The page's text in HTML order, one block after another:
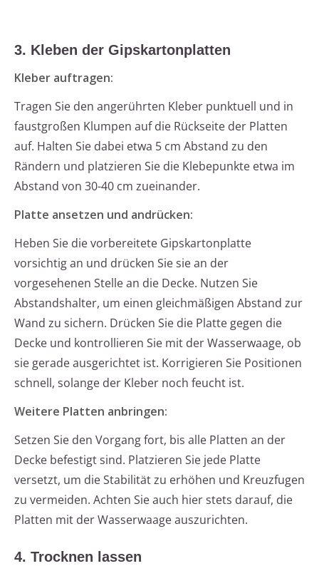
3. Kleben der Gipskartonplatten
Kleber auftragen:
Tragen Sie den angerührten Kleber punktuell und in
faustgroßen Klumpen auf die Rückseite der Platten
auf. Halten Sie dabei etwa 5 cm Abstand zu den
Rändern und platzieren Sie die Klebepunkte etwa im
Abstand von 30-40 cm zueinander.
Platte ansetzen und andrücken:
Heben Sie die vorbereitete Gipskartonplatte
vorsichtig an und drücken Sie sie an der
vorgesehenen Stelle an die Decke. Nutzen Sie
Abstandshalter, um einen gleichmäßigen Abstand zur
Wand zu sichern. Drücken Sie die Platte gegen die
Decke und kontrollieren Sie mit der Wasserwaage, ob
sie gerade ausgerichtet ist. Korrigieren Sie Positionen
schnell, solange der Kleber noch feucht ist.
Weitere Platten anbringen:
Setzen Sie den Vorgang fort, bis alle Platten an der
Decke befestigt sind. Platzieren Sie jede Platte
versetzt, um die Stabilität zu erhöhen und Kreuzfugen
zu vermeiden. Achten Sie auch hier stets darauf, die
Platten mit der Wasserwaage auszurichten.
4. Trocknen lassen